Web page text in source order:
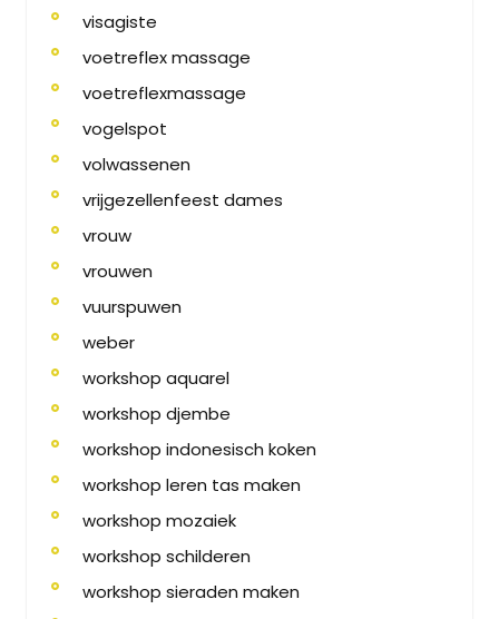
visagiste
voetreflex massage
voetreflexmassage
vogelspot
volwassenen
vrijgezellenfeest dames
vrouw
vrouwen
vuurspuwen
weber
workshop aquarel
workshop djembe
workshop indonesisch koken
workshop leren tas maken
workshop mozaiek
workshop schilderen
workshop sieraden maken